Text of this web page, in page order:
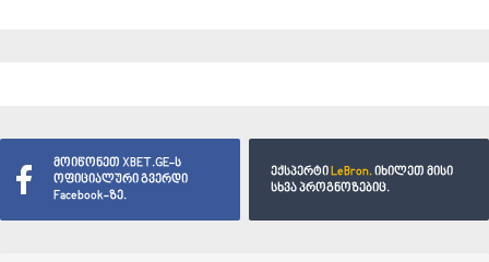
მოიწონეთ XBET.GE-ს
ოფიციალური გვერდი
Facebook-ზე.
ექსპერტი LeBron.იხილეთ მისი
სხვა პროგნოზებიც.